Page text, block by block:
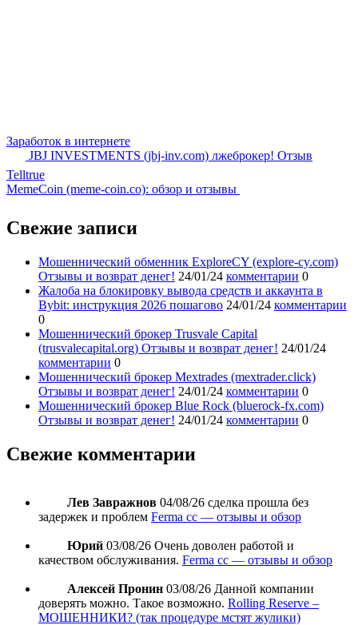
Заработок в интернете
JBJ INVESTMENTS (jbj-inv.com) лжеброкер! Отзыв
Telltrue
MemeCoin (meme-coin.co): обзор и отзывы
Свежие записи
Мошеннический обменник ExploreCY (explore-cy.com)
Отзывы и возврат денег! 24/01/24 комментарии 0
Жалоба на блокировку вывода средств и аккаунта в
Bybit: инструкция 2026 пошагово 24/01/24 комментарии
0
Мошеннический брокер Trusvale Capital
(trusvalecapital.org) Отзывы и возврат денег! 24/01/24
комментарии 0
Мошеннический брокер Mextrades (mextrader.click)
Отзывы и возврат денег! 24/01/24 комментарии 0
Мошеннический брокер Blue Rock (bluerock-fx.com)
Отзывы и возврат денег! 24/01/24 комментарии 0
Свежие комментарии
Лев Завражнов 04/08/26 сделка прошла без
задержек и проблем Ferma cc — отзывы и обзор
Юрий 03/08/26 Очень доволен работой и
качеством обслуживания. Ferma cc — отзывы и обзор
Алексей Пронин 03/08/26 Данной компании
доверять можно. Такое возможно. Rolling Reserve –
МОШЕННИКИ? (так процедуре мстят жулики)